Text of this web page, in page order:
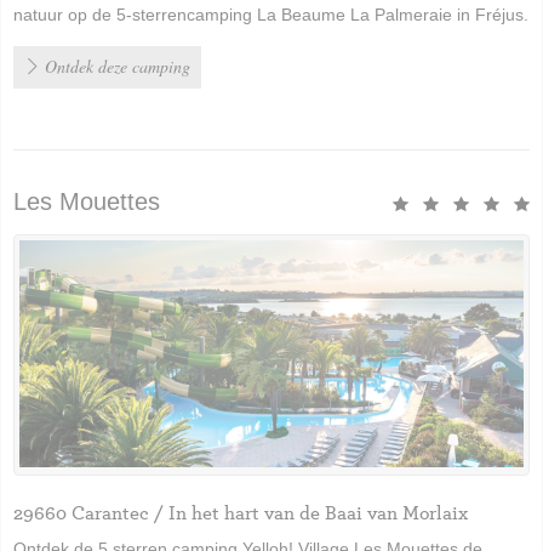
natuur op de 5-sterrencamping La Beaume La Palmeraie in Fréjus.
Ontdek deze camping
Les Mouettes
29660 Carantec / In het hart van de Baai van Morlaix